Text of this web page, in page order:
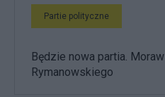
Partie polityczne
Będzie nowa partia.
Rymanowskiego